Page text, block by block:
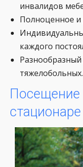
инвалидов
Полноценное и
каждого
Разнообразный
тяжелобольных.